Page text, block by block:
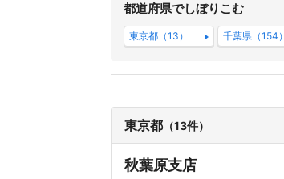
都道府県でしぼりこむ
東京都（13） 千葉県（154）
東京都 （13件）
秋葉原支店